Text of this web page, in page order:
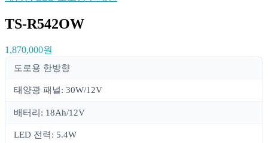
TS-R542OW
1,870,000원
도로용 한방향
태양광 패널: 30W/12V
배터리: 18Ah/12V
LED 전력: 5.4W